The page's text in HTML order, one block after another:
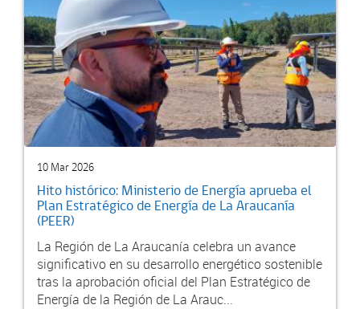
10 Mar 2026
Hito histórico: Ministerio de Energía aprueba el
Plan Estratégico de Energía de La Araucanía
(PEER)
La Región de La Araucanía celebra un avance
significativo en su desarrollo energético sostenible
tras la aprobación oficial del Plan Estratégico de
Energía de la Región de La Arauc...